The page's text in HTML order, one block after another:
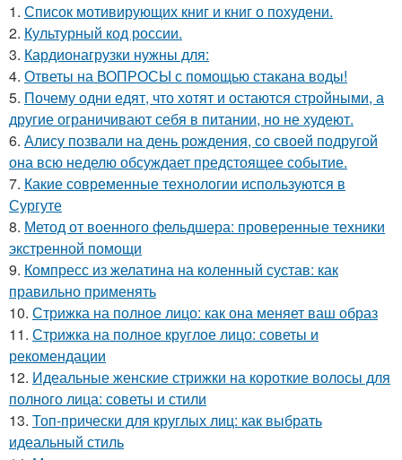
1. Список мотивирующих книг и книг о похудени.
2. Культурный код россии.
3. Кардионагрузки нужны для:
4. Ответы на ВОПРОСЫ с помощью стакана воды!
5. Почему одни едят, что хотят и остаются стройными, а
другие ограничивают себя в питании, но не худеют.
6. Алису позвали на день рождения, со своей подругой
она всю неделю обсуждает предстоящее событие.
7. Какие современные технологии используются в
Сургуте
8. Метод от военного фельдшера: проверенные техники
экстренной помощи
9. Компресс из желатина на коленный сустав: как
правильно применять
10. Стрижка на полное лицо: как она меняет ваш образ
11. Стрижка на полное круглое лицо: советы и
рекомендации
12. Идеальные женские стрижки на короткие волосы для
полного лица: советы и стили
13. Топ-прически для круглых лиц: как выбрать
идеальный стиль